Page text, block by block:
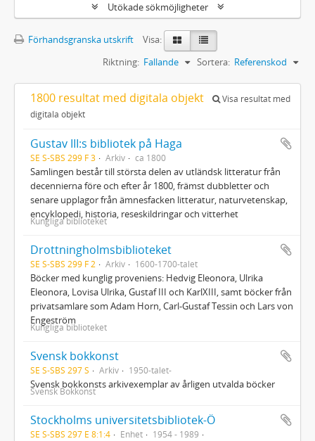
Utökade sökmöjligheter
Förhandsgranska utskrift
Visa:
Sortera: Referenskod
Riktning: Fallande
1800 resultat med digitala objekt
Visa resultat med
digitala objekt
Gustav III:s bibliotek på Haga
SE S-SBS 299 F 3 Arkiv ca 1800
Samlingen består till största delen av utländsk litteratur från
decennierna före och efter år 1800, främst dubbletter och
senare upplagor från ämnesfacken litteratur, naturvetenskap,
encyklopedi, historia, reseskildringar och vitterhet
Kungliga biblioteket
Drottningholmsbiblioteket
SE S-SBS 299 F 2 Arkiv 1600-1700-talet
Böcker med kunglig proveniens: Hedvig Eleonora, Ulrika
Eleonora, Lovisa Ulrika, Gustaf III och KarlXIII, samt böcker från
privatsamlare som Adam Horn, Carl-Gustaf Tessin och Lars von
Engeström
Kungliga biblioteket
Svensk bokkonst
SE S-SBS 297 S Arkiv 1950-talet-
Svensk bokkonsts arkivexemplar av årligen utvalda böcker
Svensk Bokkonst
Stockholms universitetsbibliotek-Ö
SE S-SBS 297 E 8:1:4 Enhet
1954 - 1989